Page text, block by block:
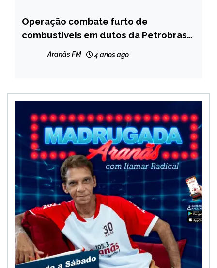
BRASIL
MINAS
Operação combate furto de
combustíveis em dutos da Petrobras
Aranãs FM 4 anos ago